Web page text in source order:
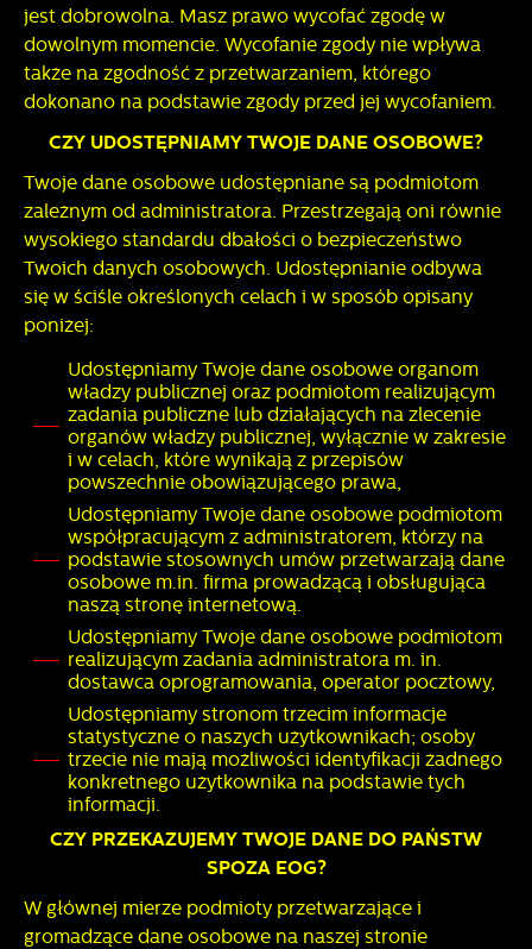
jest dobrowolna. Masz prawo wycofać zgodę w
dowolnym momencie. Wycofanie zgody nie wpływa
także na zgodność z przetwarzaniem, którego
dokonano na podstawie zgody przed jej wycofaniem.
CZY UDOSTĘPNIAMY TWOJE DANE OSOBOWE?
Twoje dane osobowe udostępniane są podmiotom
zależnym od administratora. Przestrzegają oni równie
wysokiego standardu dbałości o bezpieczeństwo
Twoich danych osobowych. Udostępnianie odbywa
się w ściśle określonych celach i w sposób opisany
poniżej:
Udostępniamy Twoje dane osobowe organom
władzy publicznej oraz podmiotom realizującym
zadania publiczne lub działających na zlecenie
organów władzy publicznej, wyłącznie w zakresie
i w celach, które wynikają z przepisów
powszechnie obowiązującego prawa,
Udostępniamy Twoje dane osobowe podmiotom
współpracującym z administratorem, którzy na
podstawie stosownych umów przetwarzają dane
osobowe m.in. firma prowadzącą i obsługująca
naszą stronę internetową.
Udostępniamy Twoje dane osobowe podmiotom
realizującym zadania administratora m. in.
dostawca oprogramowania, operator pocztowy,
Udostępniamy stronom trzecim informacje
statystyczne o naszych użytkownikach; osoby
trzecie nie mają możliwości identyfikacji żadnego
konkretnego użytkownika na podstawie tych
informacji.
CZY PRZEKAZUJEMY TWOJE DANE DO PAŃSTW
SPOZA EOG?
W głównej mierze podmioty przetwarzające i
gromadzące dane osobowe na naszej stronie